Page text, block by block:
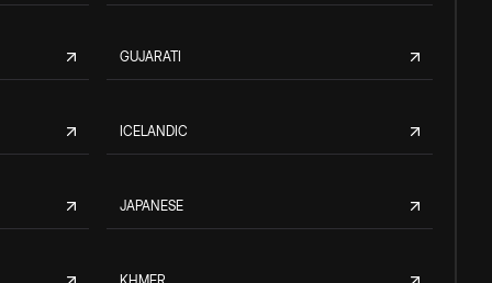
GUJARATI
ICELANDIC
JAPANESE